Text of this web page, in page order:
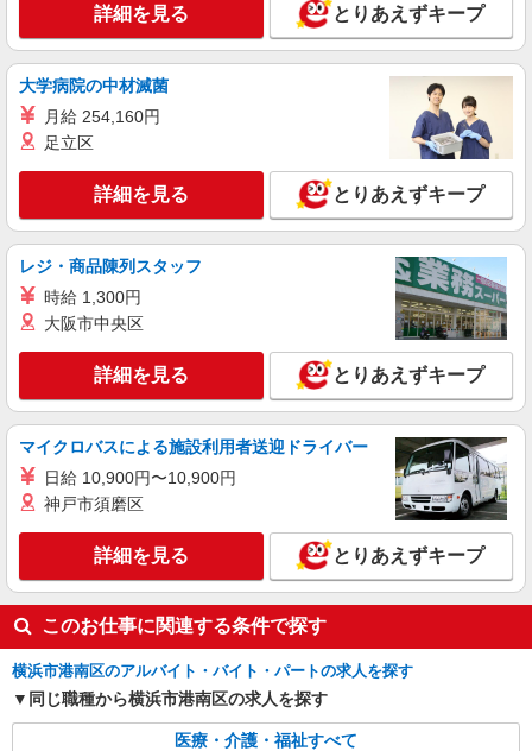
港南台駅近く★障がい者デイサービスでの見守
りや補助など★
時給1600円〜2250円 ＜日払い有/週払い有/交
通費全支給(ガソリン代含む)＞
キープ 詳細を見る
職業紹介
株式会社kotrio /●YK-S-2083661
≪上大岡駅≫高級シニアマンションで生活ケア
時給1550円〜2312円 ＜交通費全支給(ガソリ
ン代含む)＞
横浜市港南区大久保
詳細を見る
職業紹介
株式会社kotrio /●YK-S-2114243
＜港南台駅＞未経験歓迎！サ高住パートスタッ
フ◎資格取得支援
時給1550円〜2312円 ＜交通費全支給(ガソリ
ン代含む)＞
港南区港南台
キープ
詳細を見る とりあえずキープ
大学病院の中材滅菌
月給 254,160円
足立区
詳細を見る とりあえずキープ
レジ・商品陳列スタッフ
時給 1,300円
大阪市中央区
詳細を見る とりあえずキープ
マイクロバスによる施設利用者送迎ドライバー
日給 10,900円〜10,900円
神戸市須磨区
詳細を見る とりあえずキープ
このお仕事に関連する条件で探す
横浜市港南区のアルバイト・バイト・パートの求人を探す
同じ職種から横浜市港南区の求人を探す
医療・介護・福祉すべて